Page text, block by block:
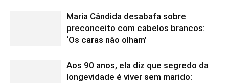
Maria Cândida desabafa sobre
preconceito com cabelos brancos:
‘Os caras não olham’
Aos 90 anos, ela diz que segredo da
longevidade é viver sem marido: